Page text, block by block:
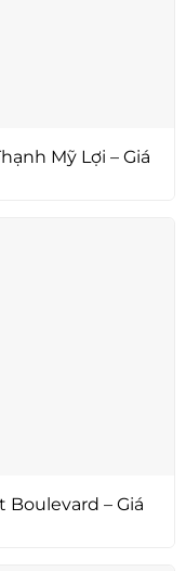
Mỹ Lợi – Giá
– Giá